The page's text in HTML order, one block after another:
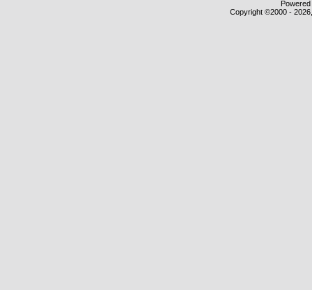
Copyright ©2000 -